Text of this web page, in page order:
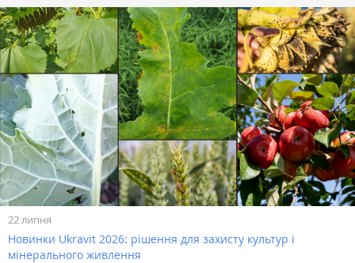
22 липня
Новинки Ukravit 2026: рішення для захисту культур і
мінерального живлення